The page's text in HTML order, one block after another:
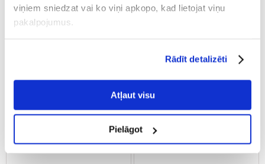
viņiem sniedzat vai ko viņi apkopo, kad lietojat viņu
pakalpojumus.
Rādīt detalizēti
Atļaut visu
Pielāgot
PIEVIENOT GROZAM
(8.32 € / kg)
PIEVIENOT GROZAM